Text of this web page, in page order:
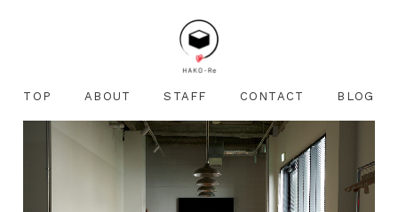
TOP ABOUT STAFF CONTACT BLOG